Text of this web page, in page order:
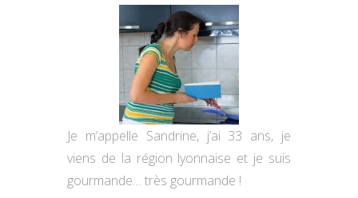
Je m’appelle Sandrine, j’ai 33 ans, je
viens de la région lyonnaise et je suis
gourmande… très gourmande !